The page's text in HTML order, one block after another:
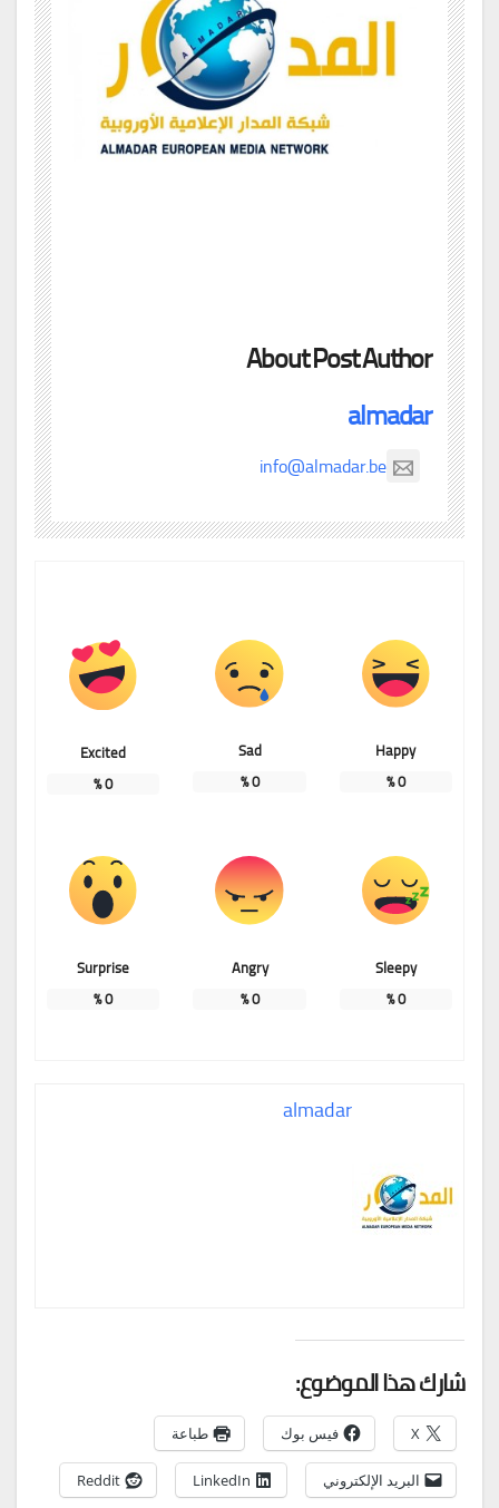
About Post Author
almadar
info@almadar.be
Happy
0
%
Sad
0
%
Excited
0
%
Sleepy
0
%
Angry
0
%
Surprise
0
%
almadar
شارك هذا الموضوع:
X فيس بوك طباعة
البريد الإلكتروني LinkedIn
Reddit